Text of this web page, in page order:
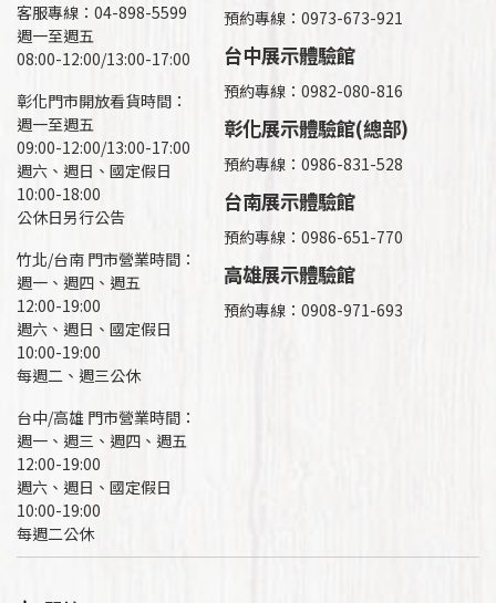
客服專線：04-898-5599
週一至週五
08:00-12:00/13:00-17:00
彰化門市開放看貨時間：
週一至週五
09:00-12:00/13:00-17:00
週六、週日、國定假日
10:00-18:00
公休日另行公告
竹北/台南 門市營業時間：
週一、週四、週五
12:00-19:00
週六、週日、國定假日
10:00-19:00
每週二、週三公休
台中/高雄 門市營業時間：
週一、週三、週四、週五
12:00-19:00
週六、週日、國定假日
10:00-19:00
每週二公休
預約專線：0973-673-921
台中展示體驗館
預約專線：0982-080-816
彰化展示體驗館(總部)
預約專線： 0986-831-528
台南展示體驗館
預約專線：0986-651-770
高雄展示體驗館
預約專線： 0908-971-693